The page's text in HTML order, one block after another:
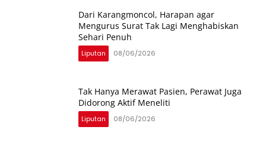
Dari Karangmoncol, Harapan agar
Mengurus Surat Tak Lagi Menghabiskan
Sehari Penuh
Liputan 08/06/2026
Tak Hanya Merawat Pasien, Perawat Juga
Didorong Aktif Meneliti
Liputan 08/06/2026